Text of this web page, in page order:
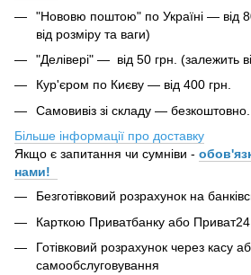
"Нововю поштою" по Україні — від
від розміру та ваги)
"Делівері" — від 50 грн. (залежить
Кур'єром по Києву — від 400 грн.
Самовивіз зі складу — безкоштовно.
Більше інформації про доставку
Якщо є запитання чи сумніви -
нами!
Безготівковий розрахунок на
Карткою Приватбанку або Приват24
Готівковий розрахунок через касу
самообслуговування